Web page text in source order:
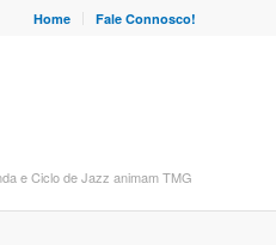
Home Fale Connosco!
e Ciclo de Jazz animam TMG